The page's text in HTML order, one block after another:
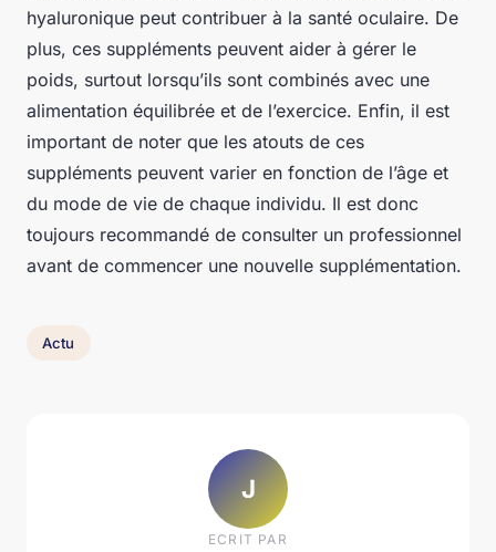
hyaluronique peut contribuer à la santé oculaire. De
plus, ces suppléments peuvent aider à gérer le
poids, surtout lorsqu’ils sont combinés avec une
alimentation équilibrée et de l’exercice. Enfin, il est
important de noter que les atouts de ces
suppléments peuvent varier en fonction de l’âge et
du mode de vie de chaque individu. Il est donc
toujours recommandé de consulter un professionnel
avant de commencer une nouvelle supplémentation.
Actu
J
ECRIT PAR